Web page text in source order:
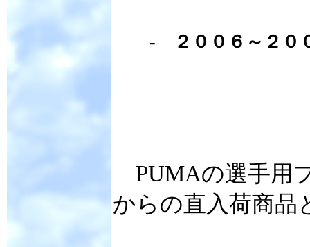
- ２００６～２０
PUMAの選手用
からの直入荷商品